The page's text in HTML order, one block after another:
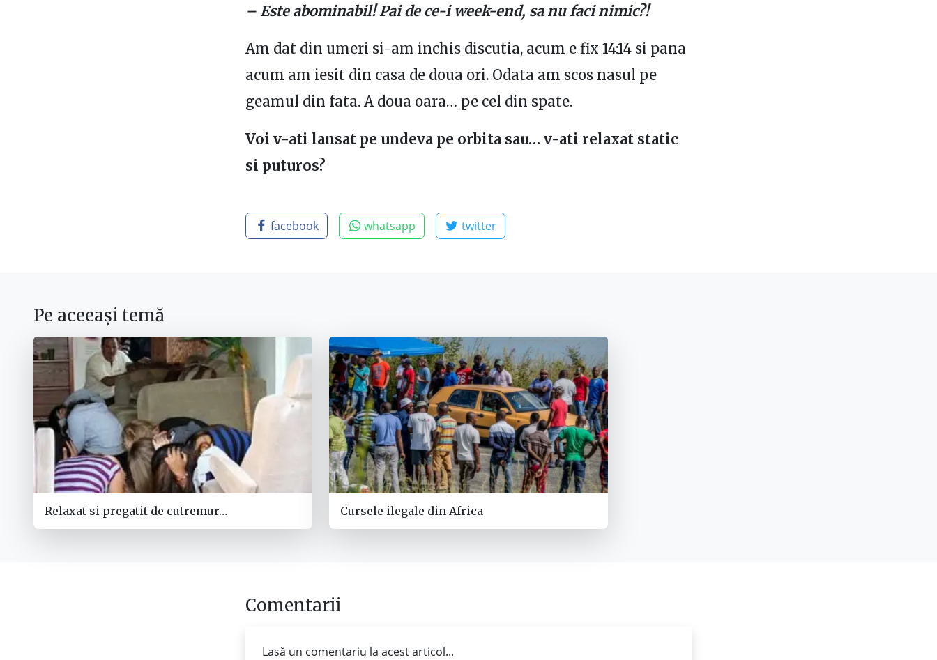
– Este abominabil! Pai de ce-i week-end, sa nu faci nimic?!
Am dat din umeri si-am inchis discutia, acum e fix 14:14 si pana
acum am iesit din casa de doua ori. Odata am scos nasul pe
geamul din fata. A doua oara… pe cel din spate.
Voi v-ati lansat pe undeva pe orbita sau… v-ati relaxat static
si puturos?
facebook whatsapp twitter
Pe aceeași temă
Relaxat si pregatit de cutremur… Cursele ilegale din Africa
Comentarii
Lasă un comentariu la acest articol...